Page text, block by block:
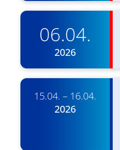
06.04.
2026
15.04. – 16.04.
2026